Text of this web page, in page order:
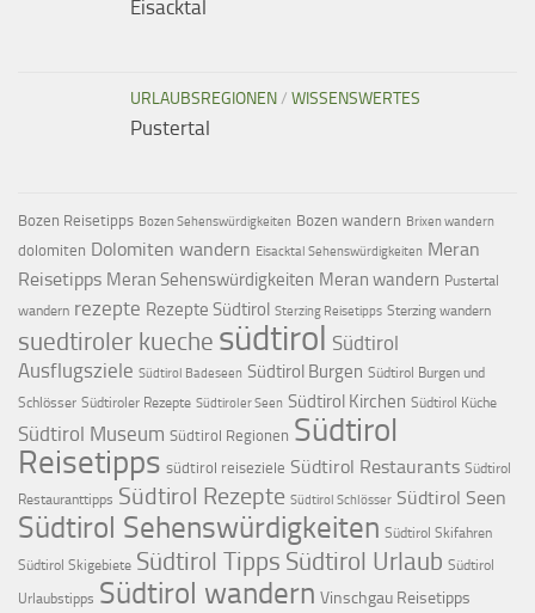
Eisacktal
URLAUBSREGIONEN/ WISSENSWERTES
Pustertal
Bozen Reisetipps Bozen Sehenswürdigkeiten Bozen wandern Brixen wandern
dolomiten Dolomiten wandern Eisacktal Sehenswürdigkeiten Meran
Reisetipps Meran Sehenswürdigkeiten Meran wandern Pustertal
wandern rezepte Rezepte Südtirol Sterzing Reisetipps Sterzing wandern
suedtiroler kueche südtirol Südtirol
Ausflugsziele Südtirol Badeseen Südtirol Burgen Südtirol Burgen und
Schlösser Südtiroler Rezepte Südtiroler Seen Südtirol Kirchen Südtirol Küche
Südtirol Museum Südtirol Regionen Südtirol
Reisetipps südtirol reiseziele Südtirol Restaurants Südtirol
Restauranttipps Südtirol Rezepte Südtirol Schlösser Südtirol Seen
Südtirol Sehenswürdigkeiten Südtirol Skifahren
Südtirol Skigebiete Südtirol Tipps Südtirol Urlaub Südtirol
Urlaubstipps Südtirol wandern Vinschgau Reisetipps